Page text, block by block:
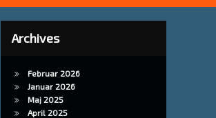
Archives
Februar 2026
Januar 2026
Maj 2025
April 2025